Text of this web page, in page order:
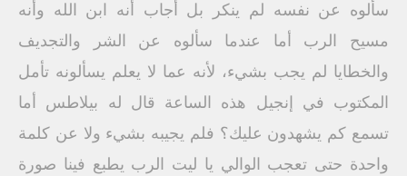
سألوه عن نفسه لم ينكر بل أجاب أنه ابن الله وأنه
مسيح الرب أما عندما سألوه عن الشر والتجديف
والخطايا لم يجب بشيء، لأنه عما لا يعلم يسألونه تأمل
المكتوب في إنجيل هذه الساعة قال له بيلاطس أما
تسمع كم يشهدون عليك؟ فلم يجيبه بشيء ولا عن كلمة
واحدة حتى تعجب الوالي يا ليت الرب يطبع فينا صورة